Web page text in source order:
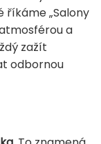
„Salony
a
zažít
odbornou